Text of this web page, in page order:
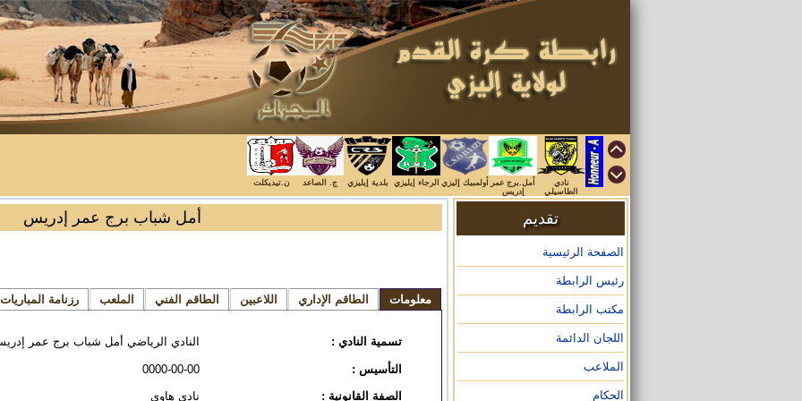
نادي
الطاسيلي
أمل.برج عمر
إدريس
أولمبيك إليزي الرجاء إيليزي بلدية إيليزي ج. الصاعد ن.تيديكلت
تقديم
الصفحة الرئيسية
رئيس الرابطة
مكتب الرابطة
اللجان الدائمة
الملاعب
الحكام
أمل شباب برج عمر إدريس
معلومات الطاقم الإداري اللاعبين الطاقم الفني الملعب رزنامة المباريات
تسمية النادي : النادي الرياضي أمل شباب برج عمر
التأسيس :
0000-00-00
الصفة القانونية :
نادي هاوي